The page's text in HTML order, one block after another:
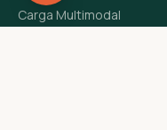
Carga Multimodal